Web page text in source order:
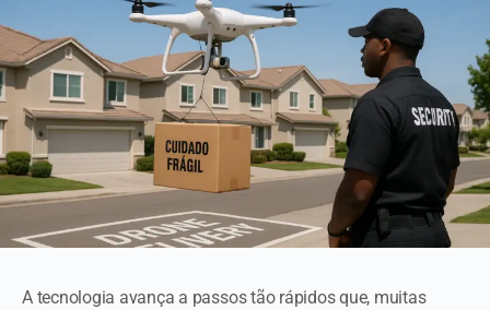
A tecnologia avança a passos tão rápidos que, muitas